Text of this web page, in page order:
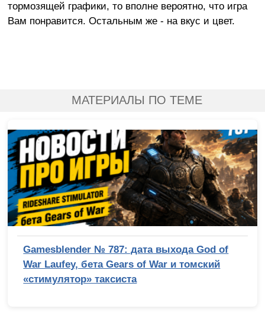
тормозящей графики, то вполне вероятно, что игра
Вам понравится. Остальным же - на вкус и цвет.
МАТЕРИАЛЫ ПО ТЕМЕ
Gamesblender № 787: дата выхода God of
War Laufey, бета Gears of War и томский
«стимулятор» таксиста